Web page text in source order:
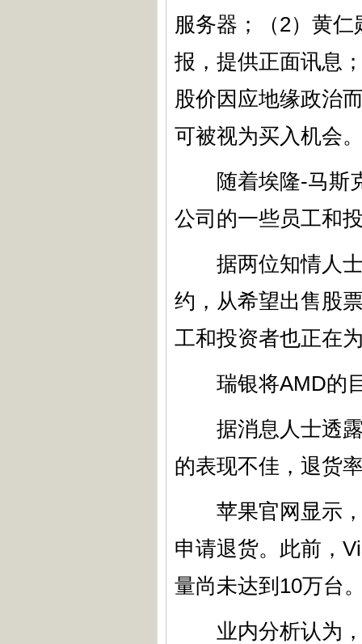
服务器；（2）黄
报，提供正面讯息
股价因应地缘政治
可被视为买入机会
随着埃隆-马斯克
公司的一些员工和
据两位知情人士
约，从希望出售股
工和投资者也正在
瑞银将AMD的目
据消息人士透露
的表现不佳，退货
苹果官网显示，
申请退货。此前，
量尚未达到10万台
业内分析认为，